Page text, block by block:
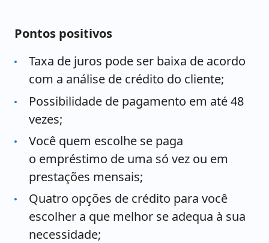
Pontos positivos
Taxa de juros pode ser baixa de acordo
com a análise de crédito do cliente;
Possibilidade de pagamento em até 48
vezes;
​Você quem escolhe se paga
o empréstimo de uma só vez ou em
prestações mensais;
Quatro opções de crédito para você
escolher a que melhor se adequa à sua
necessidade;